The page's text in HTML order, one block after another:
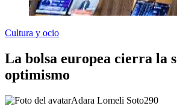
Cultura y ocio
La bolsa europea cierra la
optimismo
Adara Lomeli Soto290